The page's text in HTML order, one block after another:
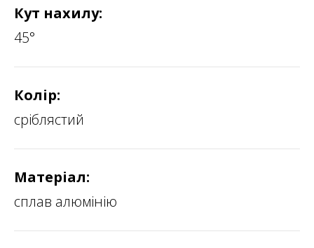
Кут нахилу:
45°
Колір:
сріблястий
Матеріал:
сплав алюмінію